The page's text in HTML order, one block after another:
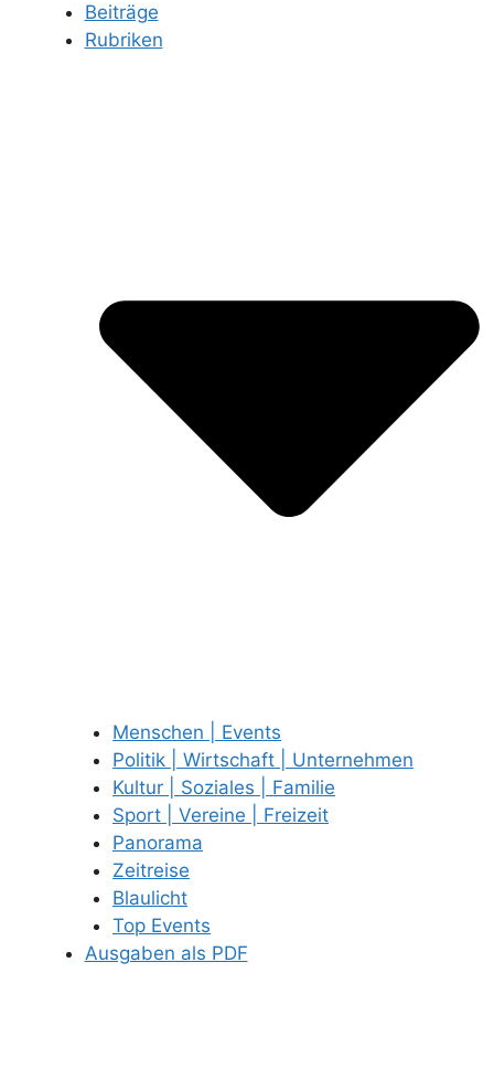
Beiträge
Rubriken
Menschen | Events
Politik | Wirtschaft | Unternehmen
Kultur | Soziales | Familie
Sport | Vereine | Freizeit
Panorama
Zeitreise
Blaulicht
Top Events
Ausgaben als PDF